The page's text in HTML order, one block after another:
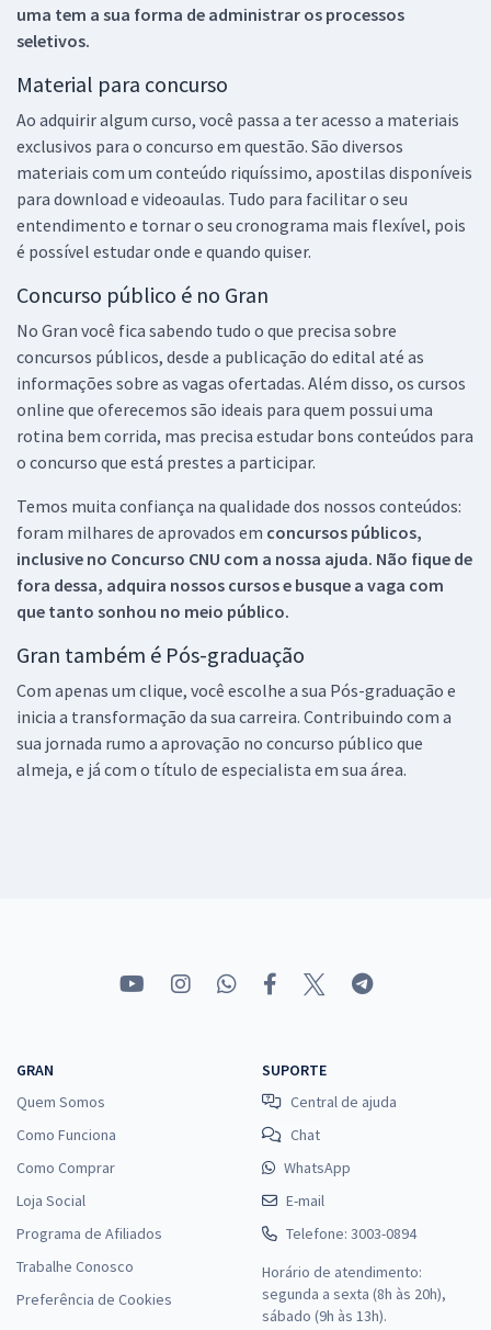
uma tem a sua forma de administrar os processos
seletivos.
Material para concurso
Ao adquirir algum curso, você passa a ter acesso a materiais
exclusivos para o concurso em questão. São diversos
materiais com um conteúdo riquíssimo, apostilas disponíveis
para download e videoaulas. Tudo para facilitar o seu
entendimento e tornar o seu cronograma mais flexível, pois
é possível estudar onde e quando quiser.
Concurso público é no Gran
No Gran você fica sabendo tudo o que precisa sobre
concursos públicos, desde a publicação do edital até as
informações sobre as vagas ofertadas. Além disso, os cursos
online que oferecemos são ideais para quem possui uma
rotina bem corrida, mas precisa estudar bons conteúdos para
o concurso que está prestes a participar.
Temos muita confiança na qualidade dos nossos conteúdos:
foram milhares de aprovados em concursos públicos,
inclusive no Concurso CNU com a nossa ajuda. Não fique de
fora dessa, adquira nossos cursos e busque a vaga com
que tanto sonhou no meio público.
Gran também é Pós-graduação
Com apenas um clique, você escolhe a sua Pós-graduação e
inicia a transformação da sua carreira. Contribuindo com a
sua jornada rumo a aprovação no concurso público que
almeja, e já com o título de especialista em sua área.
GRAN
Quem Somos
Como Funciona
Como Comprar
Loja Social
Programa de Afiliados
Trabalhe Conosco
Preferência de Cookies
SUPORTE
Central de ajuda
Chat
WhatsApp
E-mail
Telefone: 3003-0894
Horário de atendimento:
segunda a sexta (8h às 20h),
sábado (9h às 13h).